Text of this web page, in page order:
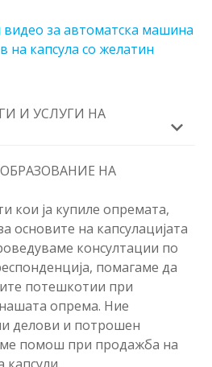
видео за автоматска машина
на капсула со желатин
И УСЛУГИ НА
НА
кои ја купиле опремата,
основите на капсулацијата
консултации по
помагаме да
потешкотии при
опрема. Ние
делови и потрошен
помош при продажба на
капсули.